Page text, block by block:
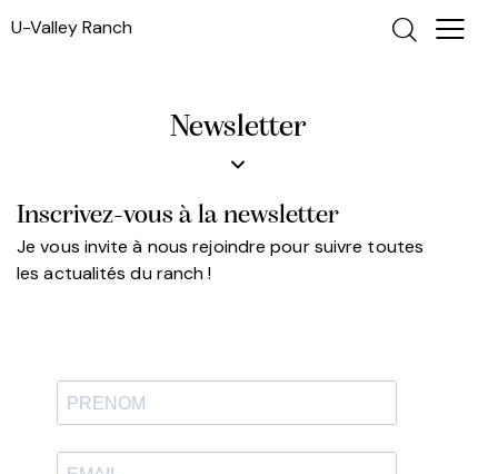
U-Valley Ranch
Newsletter
Inscrivez-vous à la newsletter
Je vous invite à nous rejoindre pour suivre toutes
les actualités du ranch !